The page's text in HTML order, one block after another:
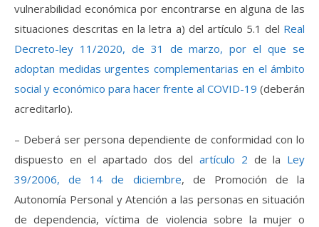
vulnerabilidad económica por encontrarse en alguna de las
situaciones descritas en la letra a) del artículo 5.1 del Real
Decreto-ley 11/2020, de 31 de marzo, por el que se
adoptan medidas urgentes complementarias en el ámbito
social y económico para hacer frente al COVID-19 (deberán
acreditarlo).
– Deberá ser persona dependiente de conformidad con lo
dispuesto en el apartado dos delartículo 2 de la Ley
39/2006, de 14 de diciembre, de Promoción de la
Autonomía Personal y Atención a las personas en situación
de dependencia, víctima de violencia sobre la mujer o